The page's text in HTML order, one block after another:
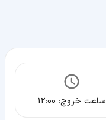
ساعت خروج: 12:00